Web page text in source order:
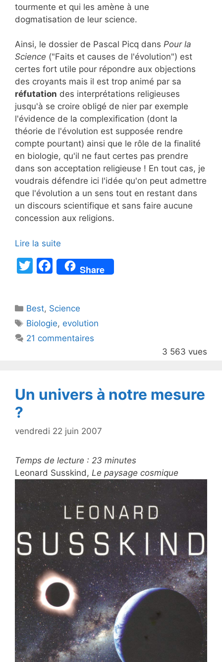
tourmente et qui les amène à une
dogmatisation de leur science.
Ainsi, le dossier de Pascal Picq dans Pour la
Science ("Faits et causes de l'évolution") est
certes fort utile pour répondre aux objections
des croyants mais il est trop animé par sa
réfutation des interprétations religieuses
jusqu'à se croire obligé de nier par exemple
l'évidence de la complexification (dont la
théorie de l'évolution est supposée rendre
compte pourtant) ainsi que le rôle de la finalité
en biologie, qu'il ne faut certes pas prendre
dans son acceptation religieuse ! En tout cas, je
voudrais défendre ici l'idée qu'on peut admettre
que l'évolution a un sens tout en restant dans
un discours scientifique et sans faire aucune
concession aux religions.
Lire la suite
T
er
F
a
e
b
o
Share
Catégories
Best, Science
Étiquettes
Biologie, evolution
21 commentaires
3 563 vues
Un univers à notre mesure
?
vendredi 22 juin 2007
Temps de lecture : 23 minutes
Leonard Susskind, Le paysage cosmique